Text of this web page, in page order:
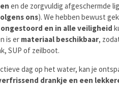
en de zorgvuldig afgeschermde
ons). We hebben bewust
ongestoord en in alle veiligheid
is er materiaal beschikbaar,
SUP of zeilboot.
dag op het water, kan je
drankje en een